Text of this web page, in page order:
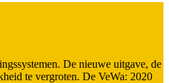
De nieuwe uitgave, de
te vergroten. De VeWa: 2020